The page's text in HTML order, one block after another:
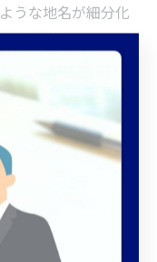
うな地名が細分化
が郵送物の遅延や
用担当者は、応募
郵便番号のミスは
す。
源で確認した番号
」「十余一」「折
も異なる郵便番号
や丁目まで確認し